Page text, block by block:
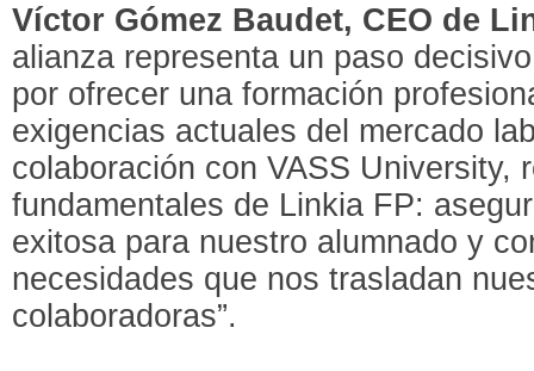
Víctor Gómez Baudet, CEO de
alianza representa un paso
por ofrecer una formación
exigencias actuales del mercado
colaboración con VASS University,
fundamentales de Linkia FP:
exitosa para nuestro alumnado y
necesidades que nos trasladan
colaboradoras”.